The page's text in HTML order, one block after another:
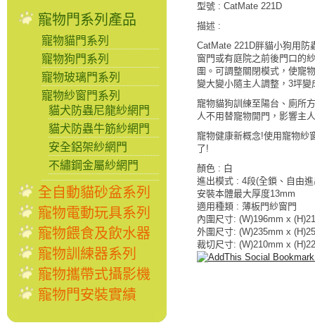
寵物門系列產品
寵物貓門系列
寵物狗門系列
寵物玻璃門系列
寵物紗窗門系列
貓犬防蟲尼龍紗網門
貓犬防蟲牛筋紗網門
安全鋁架紗網門
不繡鋼金屬紗網門
全自動貓砂盆系列
寵物電動玩具系列
寵物餵食及飲水器
寵物訓練器系列
寵物攜帶式攝影機
寵物門安裝實績
型號 : CatMate 221D
描述 :
CatMate 221D胖貓小狗用防
窗門或有庭院之前後門口的
圍。可調整關閉模式，使寵
變大變小隨主人調整，3坪
寵物貓狗訓練至陽台、廁所
人不用替寵物開門，影響主
寵物健康新概念!使用寵物紗
了!
顏色 : 白
進出模式 : 4段(全鎖、自由
安裝本體最大厚度13mm
適用種類 : 薄板門紗窗門
內圍尺寸: (W)196mm x
外圍尺寸: (W)235mm x
裁切尺寸: (W)210mm x